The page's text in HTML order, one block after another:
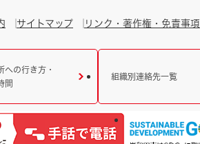
サイトマップ リンク・著作権・免責事項
への行き方・
間
組織別連絡先一覧